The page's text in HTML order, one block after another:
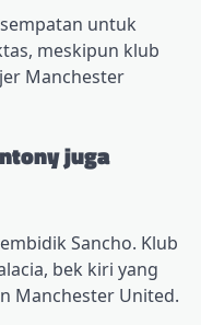
untuk
meskipun klub
Manchester
juga
Sancho. Klub
bek kiri yang
Manchester United.